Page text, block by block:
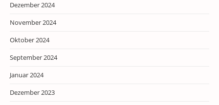
Dezember 2024
November 2024
Oktober 2024
September 2024
Januar 2024
Dezember 2023